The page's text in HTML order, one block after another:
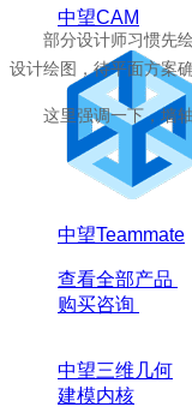
中望CAM
中望Teammate
查看全部产品
购买咨询
中望三维几何
建模内核
部分设计师习惯先
设计绘图，待平面方案
这里强调一下，墙